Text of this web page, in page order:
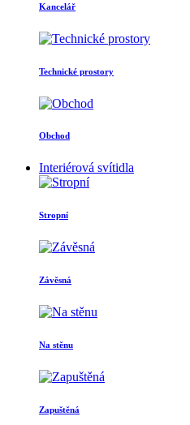
Kancelář
Technické prostory
Obchod
Interiérová svítidla
Stropní
Závěsná
Na stěnu
Zapuštěná